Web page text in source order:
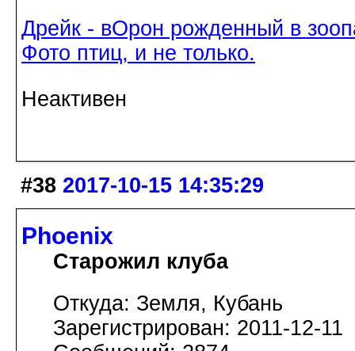
Дрейк - вОрон рожденный в
Фото птиц, и не только.
Неактивен
#38 2017-10-15 14:35:29
Phoenix
Старожил клуба
Откуда: Земля, Кубань
Зарегистрирован: 2011-12-11